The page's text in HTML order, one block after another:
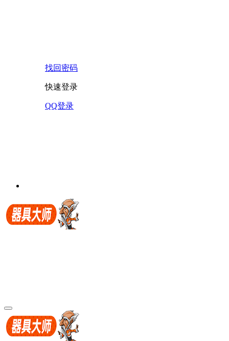
找回密码
快速登录
QQ登录